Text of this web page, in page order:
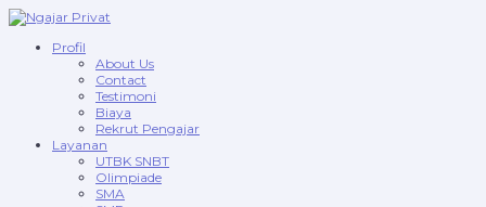
Profil
About Us
Contact
Testimoni
Biaya
Rekrut Pengajar
Layanan
UTBK SNBT
Olimpiade
SMA